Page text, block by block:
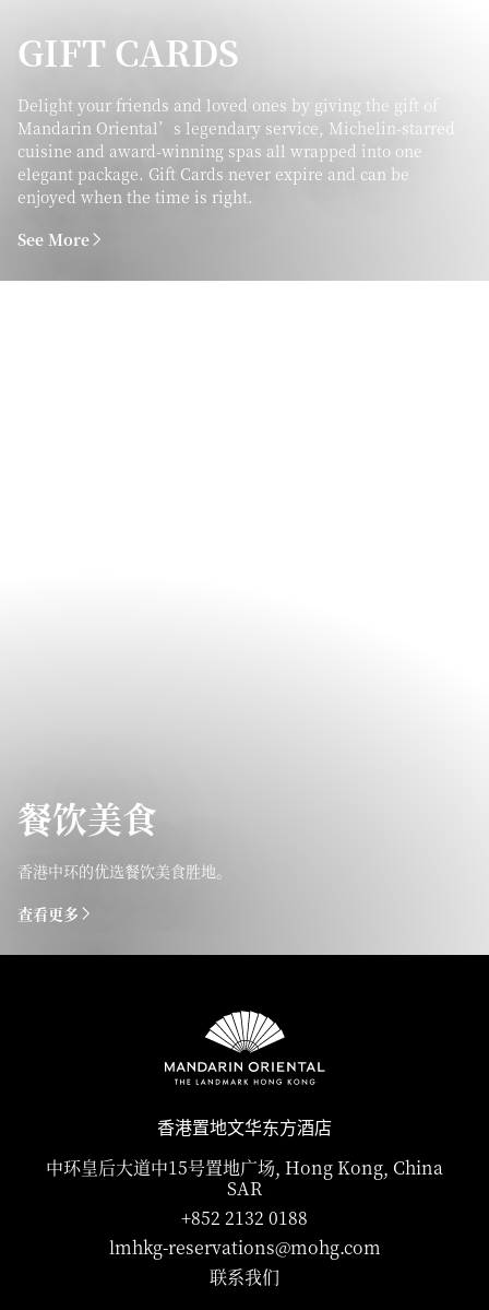
GIFT CARDS
Delight your friends and loved ones by giving the gift of
Mandarin Oriental’s legendary service, Michelin-starred
cuisine and award-winning spas all wrapped into one
elegant package. Gift Cards never expire and can be
enjoyed when the time is right.
See More
餐饮美食
香港中环的优选餐饮美食胜地。
查看更多
香港置地文华东方酒店
中环皇后大道中15号置地广场, Hong Kong, China
SAR
+852 2132 0188
lmhkg-reservations@mohg.com
联系我们